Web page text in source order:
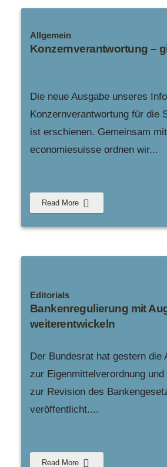
Allgemein
Konzernverantwortung –
Die neue Ausgabe unseres
Konzernverantwortung für die
ist erschienen. Gemeinsam mit
economiesuisse ordnen wir...
Read More
Editorials
Bankenregulierung mit
weiterentwickeln
Der Bundesrat hat gestern die
zur Eigenmittelverordnung
zur Revision des
veröffentlicht....
Read More